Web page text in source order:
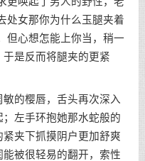
处女那你为什么玉腿夹着
但心想怎能上你当，稍一
是反而将腿夹的更紧
的樱唇，舌头再次深入
左手环抱她那水蛇般的
夹下抓摸阴户更加舒爽
被很轻易的翻开，索性